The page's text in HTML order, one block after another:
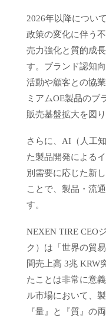
2026年以降につい
政策の変化に伴う
売力強化と質的成
す。ブランド認知
活動や顧客との協
ミアムOE製品のブ
販売基盤拡大を図り
さらに、AI（人工
た製品開発による
別需要に応じた新
ことで、製品・流
す。
NEXEN TIRE CEO
ク） は「世界の貿
間売上高 3兆 KRW
たことは非常に意
ル市場において、
『量』と『質』の